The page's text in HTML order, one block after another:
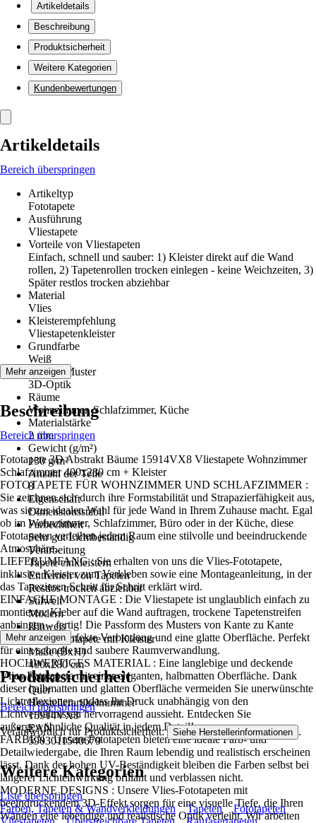
Artikeldetails
Beschreibung
Produktsicherheit
Weitere Kategorien
Kundenbewertungen
Artikeldetails
Bereich überspringen
Artikeltyp
Fototapete
Ausführung
Vliestapete
Vorteile von Vliestapeten
Einfach, schnell und sauber: 1) Kleister direkt auf die Wand
rollen, 2) Tapetenrollen trocken einlegen - keine Weichzeiten, 3)
Später restlos trocken abziehbar
Material
Vlies
Kleisterempfehlung
Vliestapetenkleister
Grundfarbe
Weiß
Dekor / Muster
3D-Optik
Räume
Wohnzimmer, Schlafzimmer, Küche
Materialstärke
2 mm
Gewicht (g/m²)
130 g/m²
Anzahl der Teile
8
Eigenschaft
Dimensionsstabil
Farbechtheit
Sehr gut Lichtbeständig
Verarbeitung
Tapete einkleistern
Entfernen von Tapeten
Restlos trocken abziehbar
Stilwelt
Modern
Hinweis
Vlies Fototapete mit Kleister
Maße (BxH)
400x280 cm
Format
Quer
Herstellerartikelnummer
15914VX8
EAN
5903011540679
Mehr anzeigen
Beschreibung
Bereich überspringen
Fototapete 3D Abstrakt Bäume 15914VX8 Vliestapete Wohnzimmer
Schlafzimmer 400x280 cm + Kleister
FOTOTAPETE FÜR WOHNZIMMER UND SCHLAFZIMMER :
Sie zeichnen sich durch ihre Formstabilität und Strapazierfähigkeit aus,
was sie zur idealen Wahl für jede Wand in Ihrem Zuhause macht. Egal
ob im Wohnzimmer, Schlafzimmer, Büro oder in der Küche, diese
Fototapeten verleihen jedem Raum eine stilvolle und beeindruckende
Atmosphäre..
LIEFERUMFANG : Sie erhalten von uns die Vlies-Fototapete,
inklusive Kleister zum Verkleben sowie eine Montageanleitung, in der
das Tapezieren Schritt für Schritt erklärt wird.
EINFACHE MONTAGE : Die Vliestapete ist unglaublich einfach zu
montieren: Kleber auf die Wand auftragen, trockene Tapetenstreifen
anbringen – fertig! Die Passform des Musters von Kante zu Kante
sorgt für eine perfekte Verbindung und eine glatte Oberfläche. Perfekt
für eine schnelle und saubere Raumverwandlung.
HOCHWERTIGES MATERIAL : Eine langlebige und deckende
Vlies-Fototapete mit einer eleganten, halbmatten Oberfläche. Dank
dieser halbmatten und glatten Oberfläche vermeiden Sie unerwünschte
Lichtreflexionen, sodass Ihr Druck unabhängig von den
Lichtverhältnissen hervorragend aussieht. Entdecken Sie
außergewöhnliche Qualität in jedem Detail!
FARBEN : Unsere Fototapeten bieten eine ideale Farb- und
Detailwiedergabe, die Ihren Raum lebendig und realistisch erscheinen
lässt. Dank der hohen UV-Beständigkeit bleiben die Farben selbst bei
längerer Lichteinwirkung brillant und verblassen nicht.
MODERNE DESIGNS : Unsere Vlies-Fototapeten mit
beeindruckendem 3D-Effekt sorgen für eine visuelle Tiefe, die Ihren
Wänden eine lebendige und realistische Optik verleiht. Wir arbeiten
Mehr anzeigen
Produktsicherheit
Bereich überspringen
Verantwortlich für Produktsicherheit: Siehe Herstellerinformationen .
Weitere Kategorien
Liste überspringen
Farben, Tapeten & Wandverkleidungen
Tapeten
Fototapeten